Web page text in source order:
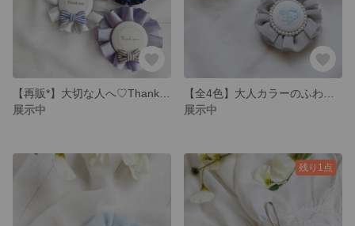
展示中
展示中
残り1点